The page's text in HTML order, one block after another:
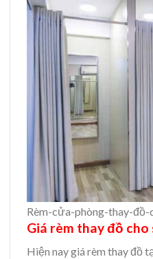
Rèm-cửa-phòng-thay-
Giá rèm thay đồ cho
Hiện nay giá rèm thay đồ